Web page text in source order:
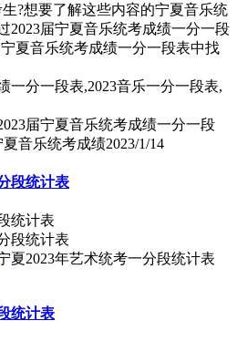
?想要了解这些内容的宁夏音乐统
2023届宁夏音乐统考成绩一分一段
夏音乐统考成绩一分一段表中找
届宁夏音乐统考成绩一分一段
夏音乐统考成绩2023/1/14
段统计表
统计表
夏2023年艺术统考一分段统计表
统计表